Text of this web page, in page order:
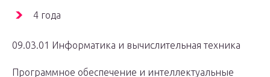
4 года
09.03.01 Информатика и вычислительная техника
Программное обеспечение и интеллектуальные